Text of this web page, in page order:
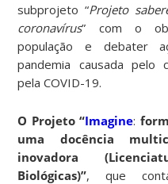
subprojeto “Projeto
coronavírus” com o
população e debater
pandemia causada pelo
pela COVID-19.
O Projeto “Imagine:
uma docência
inovadora
Biológicas)”, que